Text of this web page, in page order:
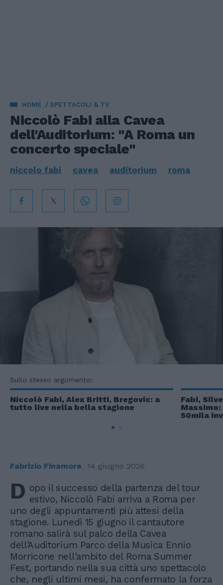
HOME SPETTACOLI & TV
Niccolò Fabi alla Cavea
dell'Auditorium: "A Roma un
concerto speciale"
niccolo fabi cavea auditorium roma
Sullo stesso argomento:
Niccolò Fabi, Alex Britti, Bregovic: a
tutto live nella bella stagione
Fabi,
50mila
Fabrizio Finamore 14 giugno 2026
D opo il successo della partenza del tour
estivo, Niccolò Fabi arriva a Roma per
uno degli appuntamenti più attesi della
stagione. Lunedì 15 giugno il cantautore
romano salirà sul palco della Cavea
dell'Auditorium Parco della Musica Ennio
Morricone nell'ambito del Roma Summer
Fest, portando nella sua città uno spettacolo
che, negli ultimi mesi, ha confermato la forza